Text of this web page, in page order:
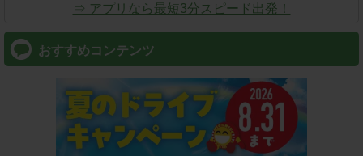
⇒ アプリなら最短3分スピード出発！
おすすめコンテンツ